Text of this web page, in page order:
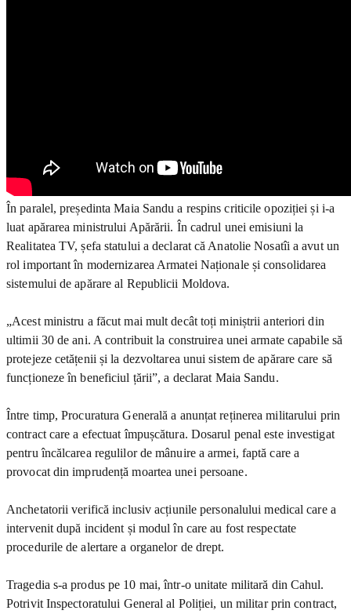
În paralel, președinta Maia Sandu a respins criticile opoziției și i-a
luat apărarea ministrului Apărării. În cadrul unei emisiuni la
Realitatea TV, șefa statului a declarat că Anatolie Nosatîi a avut un
rol important în modernizarea Armatei Naționale și consolidarea
sistemului de apărare al Republicii Moldova.
„Acest ministru a făcut mai mult decât toți miniștrii anteriori din
ultimii 30 de ani. A contribuit la construirea unei armate capabile să
protejeze cetățenii și la dezvoltarea unui sistem de apărare care să
funcționeze în beneficiul țării”, a declarat Maia Sandu.
Între timp, Procuratura Generală a anunțat reținerea militarului prin
contract care a efectuat împușcătura. Dosarul penal este investigat
pentru încălcarea regulilor de mânuire a armei, faptă care a
provocat din imprudență moartea unei persoane.
Anchetatorii verifică inclusiv acțiunile personalului medical care a
intervenit după incident și modul în care au fost respectate
procedurile de alertare a organelor de drept.
Tragedia s-a produs pe 10 mai, într-o unitate militară din Cahul.
Potrivit Inspectoratului General al Poliției, un militar prin contract,